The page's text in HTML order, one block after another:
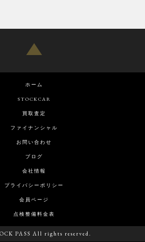
ホーム
STOCKCAR
買取査定
ファイナンシャル
お問い合わせ
ブログ
会社情報
プライバシーポリシー
会員ページ
点検整備料金表
PASS All rights reserved.